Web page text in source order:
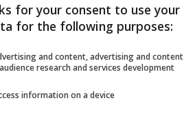
for your consent to use your
for the following purposes:
and content, advertising and content
research and services development
information on a device